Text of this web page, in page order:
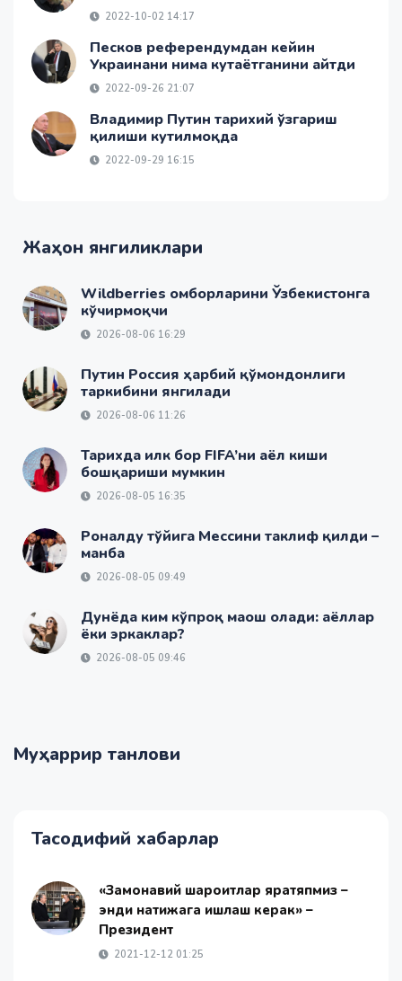
2022-10-02 14:17
Песков референдумдан кейин
Украинани нима кутаётганини айтди
2022-09-26 21:07
Владимир Путин тарихий ўзгариш
қилиши кутилмоқда
2022-09-29 16:15
Жаҳон янгиликлари
Wildberries омборларини Ўзбекистонга
кўчирмоқчи
2026-08-06 16:29
Путин Россия ҳарбий қўмондонлиги
таркибини янгилади
2026-08-06 11:26
Тарихда илк бор FIFA’ни аёл киши
бошқариши мумкин
2026-08-05 16:35
Роналду тўйига Мессини таклиф қилди –
манба
2026-08-05 09:49
Дунёда ким кўпроқ маош олади: аёллар
ёки эркаклар?
2026-08-05 09:46
Муҳаррир танлови
Тасодифий хабарлар
«Замонавий шароитлар яратяпмиз –
энди натижага ишлаш керак» –
Президент
2021-12-12 01:25